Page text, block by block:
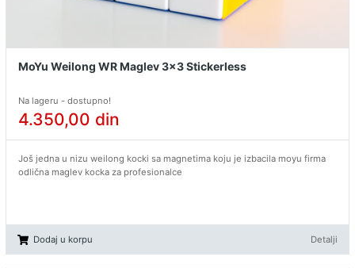
MoYu Weilong WR Maglev 3x3 Stickerless
Na lageru - dostupno!
4.350,00 din
Još jedna u nizu weilong kocki sa magnetima koju je izbacila moyu firma
odlična maglev kocka za profesionalce
Dodaj u korpu Detalji